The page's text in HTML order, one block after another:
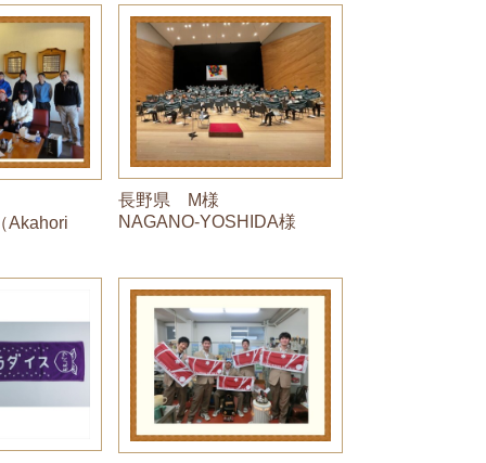
Akahori
長野県 M様
NAGANO-YOSHIDA様